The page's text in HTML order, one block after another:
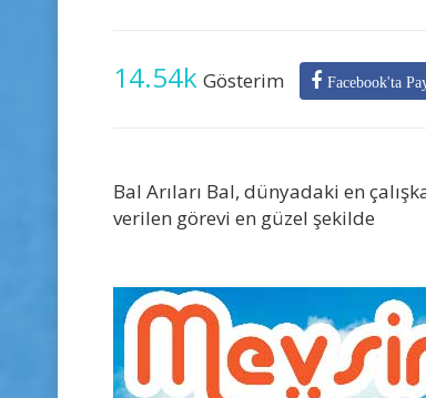
14.54k Gösterim Facebook'ta
Bal Arıları Bal, dünyadaki en
verilen görevi en güzel şekilde